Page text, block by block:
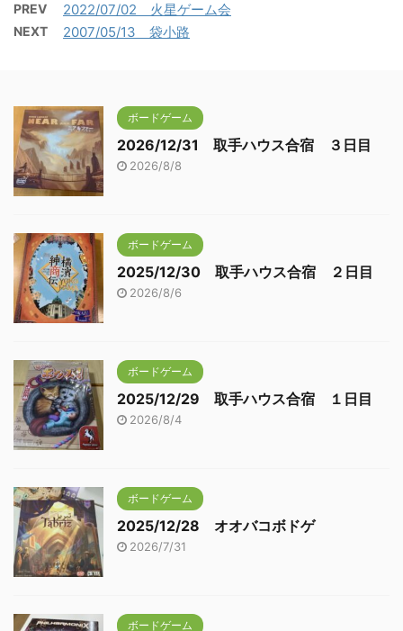
PREV 2022/07/02 火星ゲーム会
NEXT 2007/05/13 袋小路
ボードゲーム
2026/12/31 取手ハウス合宿 ３日目
2026/8/8
ボードゲーム
2025/12/30 取手ハウス合宿 ２日目
2026/8/6
ボードゲーム
2025/12/29 取手ハウス合宿 １日目
2026/8/4
ボードゲーム
2025/12/28 オオバコボドゲ
2026/7/31
ボードゲーム